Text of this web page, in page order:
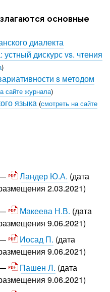
основные
диалекта
устный дискурс vs. чтения
)
s методом
сайте журнала)
языка (смотреть на сайте
Ландер Ю.А. (дата
2.03.2021)
Макеева Н.В. (дата
9.06.2021)
Иосад П. (дата
9.06.2021)
Пашен Л. (дата
9.06.2021)